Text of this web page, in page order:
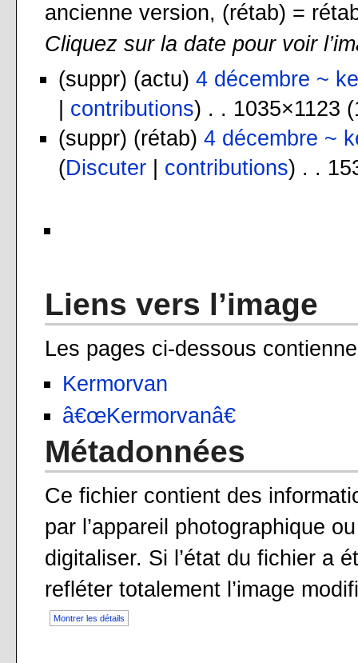
ancienne version, (rétab) =
Cliquez sur la date pour voir
(suppr) (actu) 4 décembre ~
contributions) . . 1035×1123
(suppr) (rétab) 4 décembre ~
(Discuter| contributions) . .
Liens vers l’image
Les pages ci-dessous
Kermorvan
â€œKermorvanâ€
Métadonnées
Ce fichier contient des
par l’appareil photographique
digitaliser. Si l’état du fichier a
refléter totalement l’image
Montrer les détails